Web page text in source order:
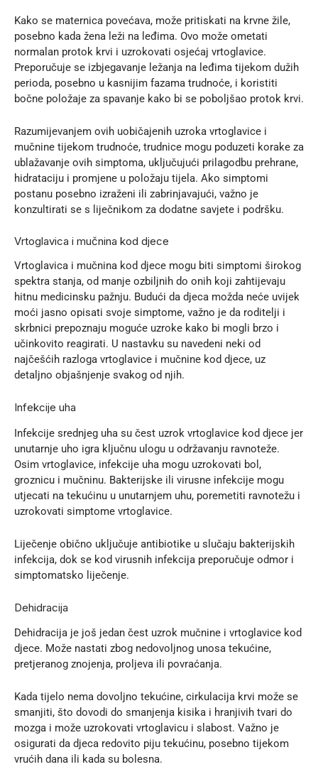
Kako se maternica povećava, može pritiskati na krvne žile,
posebno kada žena leži na leđima. Ovo može ometati
normalan protok krvi i uzrokovati osjećaj vrtoglavice.
Preporučuje se izbjegavanje ležanja na leđima tijekom dužih
perioda, posebno u kasnijim fazama trudnoće, i koristiti
bočne položaje za spavanje kako bi se poboljšao protok krvi.
Razumijevanjem ovih uobičajenih uzroka vrtoglavice i
mučnine tijekom trudnoće, trudnice mogu poduzeti korake za
ublažavanje ovih simptoma, uključujući prilagodbu prehrane,
hidrataciju i promjene u položaju tijela. Ako simptomi
postanu posebno izraženi ili zabrinjavajući, važno je
konzultirati se s liječnikom za dodatne savjete i podršku.
Vrtoglavica i mučnina kod djece
Vrtoglavica i mučnina kod djece mogu biti simptomi širokog
spektra stanja, od manje ozbiljnih do onih koji zahtijevaju
hitnu medicinsku pažnju. Budući da djeca možda neće uvijek
moći jasno opisati svoje simptome, važno je da roditelji i
skrbnici prepoznaju moguće uzroke kako bi mogli brzo i
učinkovito reagirati. U nastavku su navedeni neki od
najčešćih razloga vrtoglavice i mučnine kod djece, uz
detaljno objašnjenje svakog od njih.
Infekcije uha
Infekcije srednjeg uha su čest uzrok vrtoglavice kod djece jer
unutarnje uho igra ključnu ulogu u održavanju ravnoteže.
Osim vrtoglavice, infekcije uha mogu uzrokovati bol,
groznicu i mučninu. Bakterijske ili virusne infekcije mogu
utjecati na tekućinu u unutarnjem uhu, poremetiti ravnotežu i
uzrokovati simptome vrtoglavice.
Liječenje obično uključuje antibiotike u slučaju bakterijskih
infekcija, dok se kod virusnih infekcija preporučuje odmor i
simptomatsko liječenje.
Dehidracija
Dehidracija je još jedan čest uzrok mučnine i vrtoglavice kod
djece. Može nastati zbog nedovoljnog unosa tekućine,
pretjeranog znojenja, proljeva ili povraćanja.
Kada tijelo nema dovoljno tekućine, cirkulacija krvi može se
smanjiti, što dovodi do smanjenja kisika i hranjivih tvari do
mozga i može uzrokovati vrtoglavicu i slabost. Važno je
osigurati da djeca redovito piju tekućinu, posebno tijekom
vrućih dana ili kada su bolesna.